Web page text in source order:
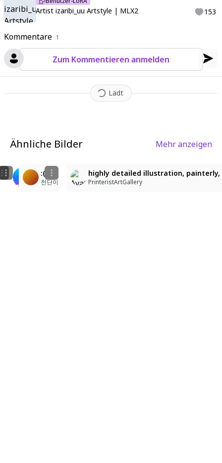
Kommentare 1
Zum Kommentieren anmelden
Lädt
Artist izaribi_uu Artstyle | MLX2 153
Ähnliche Bilder Mehr anzeigen
Aikatsu!
character: hatsune_miku. A (high-angle, top-down
TTT
:(
천단이
highly detailed illustration, painterly,
PrinteristArtGallery